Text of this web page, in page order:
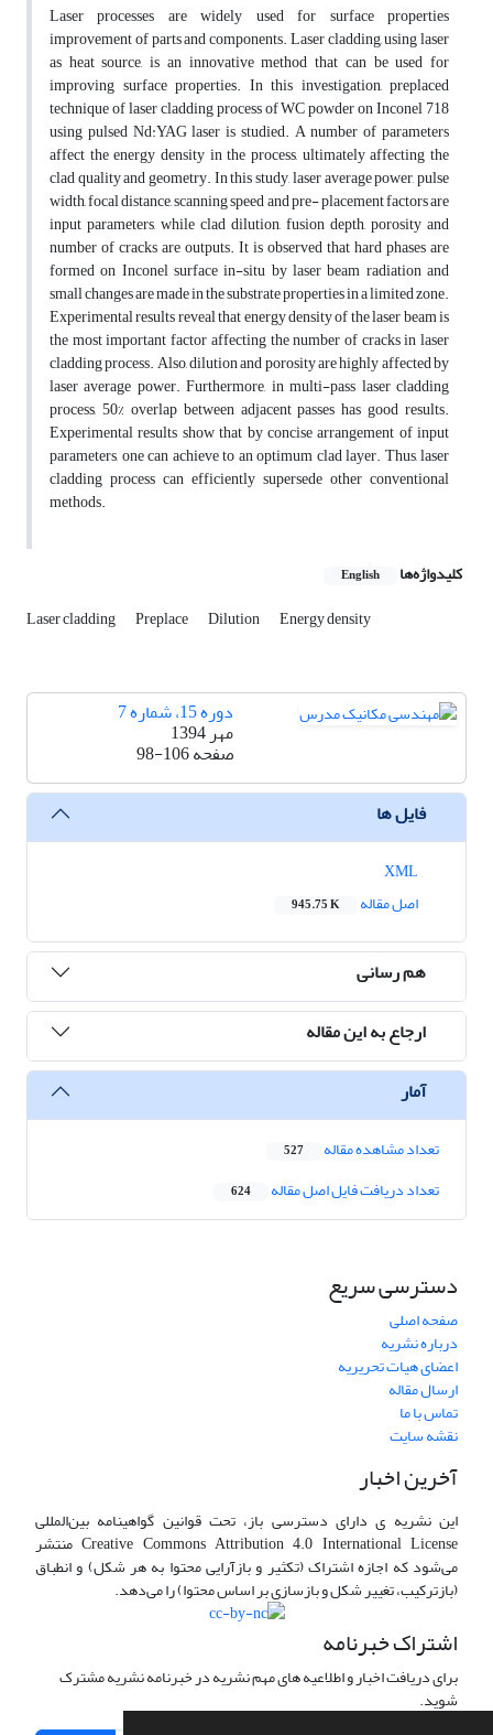
Laser processes are widely used for surface properties
improvement of parts and components. Laser cladding, using laser
as heat source, is an innovative method that can be used for
improving surface properties. In this investigation, preplaced
technique of laser cladding process of WC powder on Inconel 718
using pulsed Nd:YAG laser is studied. A number of parameters
affect the energy density in the process, ultimately affecting the
clad quality and geometry. In this study, laser average power, pulse
width, focal distance, scanning speed and pre- placement factors are
input parameters, while clad dilution, fusion depth, porosity and
number of cracks are outputs. It is observed that hard phases are
formed on Inconel surface in-situ by laser beam radiation and
small changes are made in the substrate properties in a limited zone.
Experimental results reveal that energy density of the laser beam is
the most important factor affecting the number of cracks in laser
cladding process. Also, dilution and porosity are highly affected by
laser average power. Furthermore, in multi-pass laser cladding
process, 50% overlap between adjacent passes has good results.
Experimental results show that by concise arrangement of input
parameters, one can achieve to an optimum clad layer. Thus, laser
cladding process can efficiently supersede other conventional
methods.
کلیدواژه‌ها English
Laser cladding Preplace Dilution Energy density
دوره 15، شماره 7
مهر 1394
صفحه98-106
فایل ها
اصل مقاله
945.75 K
هم رسانی
ارجاع به این مقاله
آمار
تعداد مشاهده مقاله 527
تعداد دریافت فایل اصل مقاله 624
دسترسی سریع
صفحه اصلی
درباره نشریه
اعضای هیات تحریریه
ارسال مقاله
تماس با ما
نقشه سایت
آخرین اخبار
این نشریه ی دارای دسترسی باز، تحت قوانین گواهینامه بین‌المللی
Creative Commons Attribution 4.0 International License منتشر
می‌شود که اجازه اشتراک (تکثیر و بازآرایی محتوا به هر شکل) و انطباق
(بازترکیب، تغییر شکل و بازسازی بر اساس محتوا) را می‌دهد.
اشتراک خبرنامه
برای دریافت اخبار و اطلاعیه های مهم نشریه در خبرنامه نشریه مشترک
شوید.